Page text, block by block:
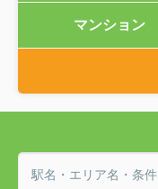
マンション